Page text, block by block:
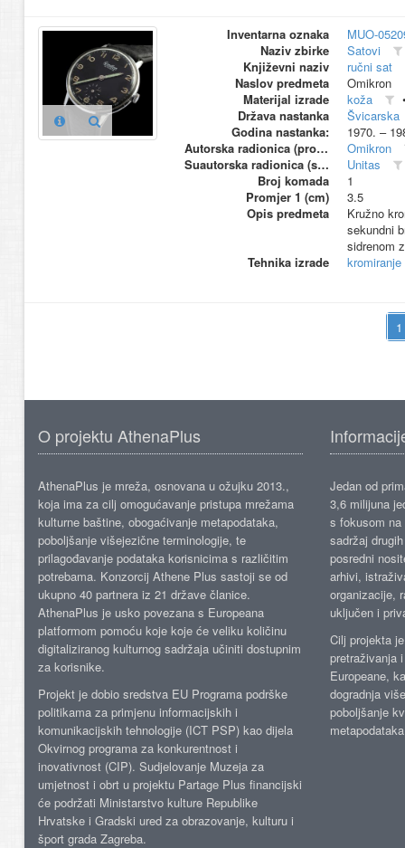
Inventarna oznaka
MUO-
Naziv zbirke
Satovi
Književni naziv
ručni sat
Naslov predmeta
Omikron
Materijal izrade
koža
Država nastanka
Švicarska
Godina nastanka:
1970. –
Autorska radionica (proizvođač)
Omikron
Suautorska radionica (suproizvođač)
Unitas
Broj komada
1
Promjer 1 (cm)
3.5
Opis predmeta
Kružno
sekundni
sidrenom
Tehnika izrade
kromiranje
O projektu AthenaPlus
AthenaPlus je mreža, osnovana u ožujku 2013.,
koja ima za cilj omogućavanje pristupa mrežama
kulturne baštine, obogaćivanje metapodataka,
poboljšanje višejezične terminologije, te
prilagođavanje podataka korisnicima s različitim
potrebama. Konzorcij Athene Plus sastoji se od
ukupno 40 partnera iz 21 države članice.
AthenaPlus je usko povezana s Europeana
platformom pomoću koje koje će veliku količinu
digitaliziranog kulturnog sadržaja učiniti dostupnim
za korisnike.
Projekt je dobio sredstva EU Programa podrške
politikama za primjenu informacijskih i
komunikacijskih tehnologije (ICT PSP) kao dijela
Okvirnog programa za konkurentnost i
inovativnost (CIP). Sudjelovanje Muzeja za
umjetnost i obrt u projektu Partage Plus financijski
će podržati Ministarstvo kulture Republike
Hrvatske i Gradski ured za obrazovanje, kulturu i
šport grada Zagreba.
Jedan od
3,6 milijuna
s fokusom
sadržaj
posredni
arhivi,
organizacije,
uključen i
Cilj projekta
pretraživanja
Europeane,
dogradnja
poboljšanje